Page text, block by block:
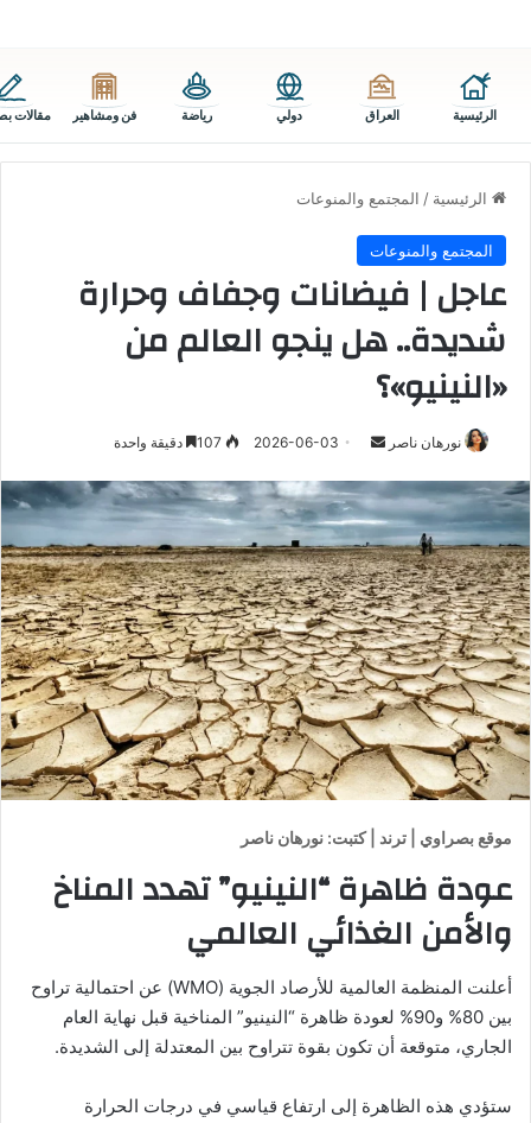
الرئيسية العراق دولي رياضة فن ومشاهير مقالات
الرئيسية / المجتمع والمنوعات
المجتمع والمنوعات
عاجل | فيضانات وجفاف وحرارة
شديدة.. هل ينجو العالم من
«النينيو»؟
نورهان ناصر
أرسل
إلكترونيا
2026-06-03 دقيقة واحدة
موقع بصراوي | ترند | كتبت: نورهان ناصر
عودة ظاهرة “النينيو” تهدد المناخ
والأمن الغذائي العالمي
أعلنت المنظمة العالمية للأرصاد الجوية (WMO) عن احتمالية تراوح
بين 80% و90% لعودة ظاهرة “النينيو” المناخية قبل نهاية العام
الجاري، متوقعة أن تكون بقوة تتراوح بين المعتدلة إلى الشديدة.
ستؤدي هذه الظاهرة إلى ارتفاع قياسي في درجات الحرارة